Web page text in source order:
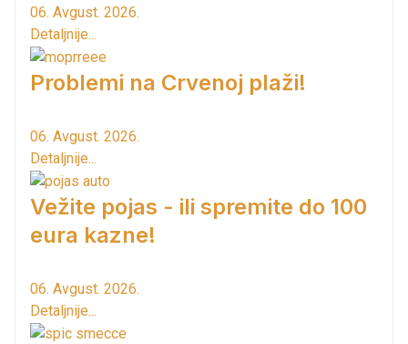
06. Avgust. 2026.
Detaljnije...
Problemi na Crvenoj plaži!
06. Avgust. 2026.
Detaljnije...
Vežite pojas - ili spremite do 100
eura kazne!
06. Avgust. 2026.
Detaljnije...